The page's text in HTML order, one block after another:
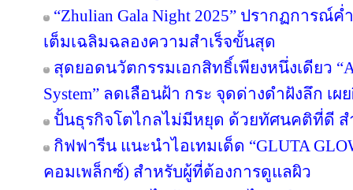
“Zhulian Gala Night 2025” ปรากฏการณ์
เต็มเฉลิมฉลองความสำเร็จขั้นสุด
สุดยอดนวัตกรรมเอกสิทธิ์เพียงหนึ่งเดียว
System” ลดเลือนฝ้า กระ จุดด่างดำฝังลึก เ
ปั้นธุรกิจโตไกลไม่มีหยุด ด้วยทัศนคติที่ดี ส
กิฟฟารีน แนะนำไอเทมเด็ด “GLUTA
คอมเพล็กซ์) สำหรับผู้ที่ต้องการดูแลผิว